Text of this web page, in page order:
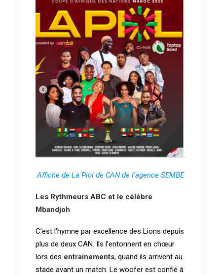
Affiche de La Piol de CAN de l'agence SEMBE
Les Rythmeurs ABC et le célèbre
Mbandjoh
C’est l’hymne par excellence des Lions depuis
plus de deux CAN. Ils l’entonnent en chœur
lors des entrainements, quand ils arrivent au
stade avant un match. Le woofer est confié à